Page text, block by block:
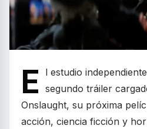
E
l estudio
segundo tráiler
Onslaught, su próxima
acción, ciencia ficción y